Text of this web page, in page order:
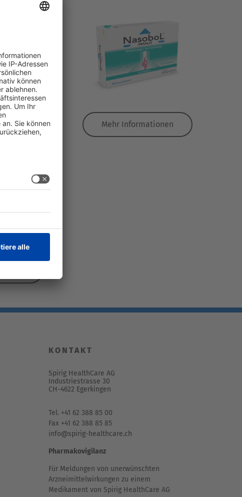
Mehr Informationen
KONTAKT
Spirig HealthCare AG
Industriestrasse 30
CH-4622 Egerkingen
Tel. +41 62 388 85 00
Fax +41 62 388 85 85
info@spirig-healthcare.ch
Pharmakovigilanz
Für Meldungen von unerwünschten
Arzneimittelwirkungen zu einem
Medikament von Spirig HealthCare AG